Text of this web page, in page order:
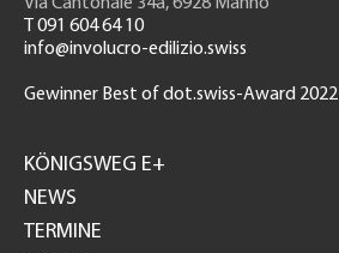
T 091 604 64 10
info@involucro-edilizio.swiss
Gewinner Best of dot.swiss-Award 2022
GH
KÖNIGSWEG E+
NEWS
TERMINE